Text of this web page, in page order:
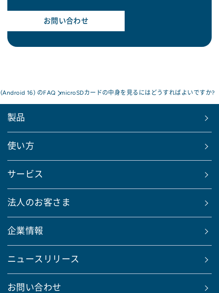
お問い合わせ
16) のFAQ microSDカードの中身を見るにはどうすればよいですか?
製品
使い方
サービス
法人のお客さま
企業情報
ニュースリリース
お問い合わせ